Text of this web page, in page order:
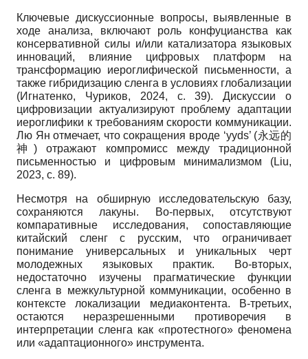
Ключевые дискуссионные вопросы, выявленные в
ходе анализа, включают роль конфуцианства как
консервативной силы и/или катализатора языковых
инноваций, влияние цифровых платформ на
трансформацию иероглифической письменности, а
также гибридизацию сленга в условиях глобализации
(Игнатенко, Чуриков, 2024, с. 39). Дискуссии о
цифровизации актуализируют проблему адаптации
иероглифики к требованиям скорости коммуникации.
Лю Ян отмечает, что сокращения вроде ‘yyds’ (永远的
神) отражают компромисс между традиционной
письменностью и цифровым минимализмом (Liu,
2023, с. 89).
Несмотря на обширную исследовательскую базу,
сохраняются лакуны. Во-первых, отсутствуют
компаративные исследования, сопоставляющие
китайский сленг с русским, что ограничивает
понимание универсальных и уникальных черт
молодежных языковых практик. Во-вторых,
недостаточно изучены прагматические функции
сленга в межкультурной коммуникации, особенно в
контексте локализации медиаконтента. В-третьих,
остаются неразрешенными противоречия в
интерпретации сленга как «протестного» феномена
или «адаптационного» инструмента.